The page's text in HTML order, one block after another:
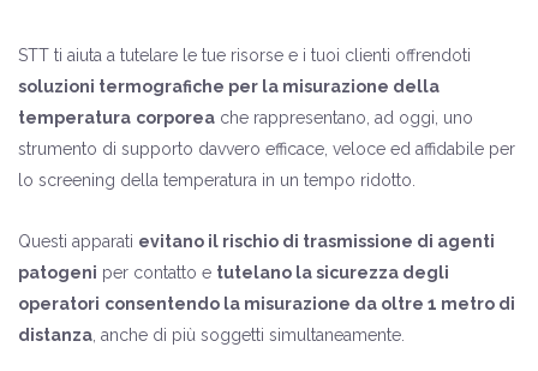
STT ti aiuta a tutelare le tue risorse e i tuoi clienti offrendoti
soluzioni termografiche per la misurazione della
temperatura corporea che rappresentano, ad oggi, uno
strumento di supporto davvero efficace, veloce ed affidabile per
lo screening della temperatura in un tempo ridotto.
Questi apparati evitano il rischio di trasmissione di agenti
patogeni per contatto e tutelano la sicurezza degli
operatori consentendo la misurazione da oltre 1 metro di
distanza , anche di più soggetti simultaneamente.